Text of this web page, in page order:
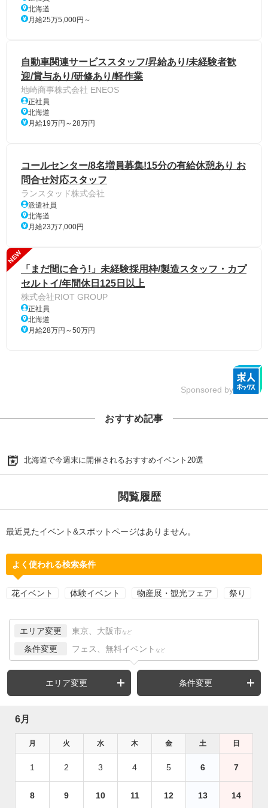
北海道
月給25万5,000円～
自動車関連サービススタッフ/昇給あり/未経験者歓
迎/賞与あり/研修あり/軽作業
地崎商事株式会社 ENEOS
正社員
北海道
月給19万円～28万円
コールセンター/8名増員募集!15分の有給休憩あり お
問合せ対応スタッフ
ランスタッド株式会社
派遣社員
北海道
月給23万7,000円
NEW
「まだ間に合う!」未経験採用枠/製造スタッフ・カプ
セルトイ/年間休日125日以上
株式会社RIOT GROUP
正社員
北海道
月給28万円～50万円
Sponsored by
おすすめ記事
北海道で今週末に開催されるおすすめイベント20選
閲覧履歴
最近見たイベント&スポットページはありません。
よく使われる検索条件
花イベント 体験イベント 物産展・観光フェア 祭り
エリア変更 東京、大阪市 など
条件変更 フェス、無料イベント など
エリア変更 条件変更
6月
月 火 水 木 金 土 日
1 2 3 4 5 6 7
8 9 10 11 12 13 14